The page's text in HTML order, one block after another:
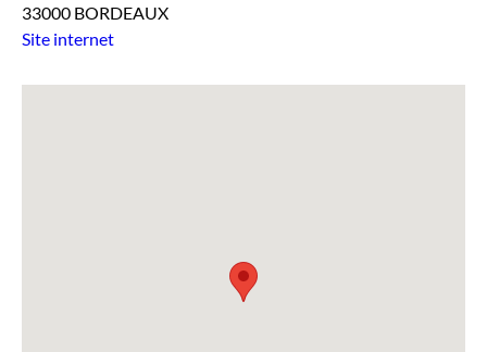
33000 BORDEAUX
Site internet